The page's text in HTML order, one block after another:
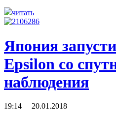
читать
Япония
Epsilon со
наблюдения
19:14 20.01.2018